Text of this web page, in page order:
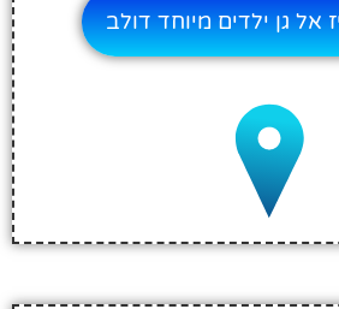
אל גן ילדים מיוחד דולב